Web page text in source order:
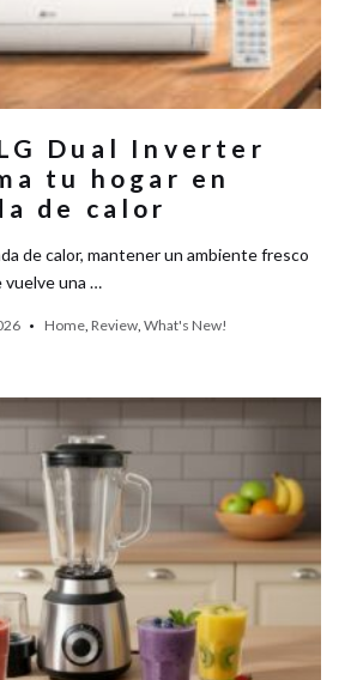
Dual Inverter
tu hogar en
de calor
de calor, mantener un ambiente fresco
vuelve una …
Home, Review, What's New!